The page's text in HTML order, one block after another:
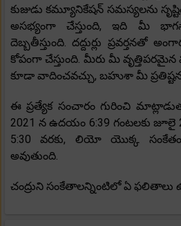
కుజుడు కమ్యూనికేషన్ సమస్యలను
అసభ్యంగా చేస్తుంది, ఇది మీ
దెబ్బతీస్తుంది. దద్దుర్లు ప్రవర్తనతో
కోపంగా చేస్తుంది. మీరు మీ
కూడా వాదించవచ్చు, బహుశా మీ
ఈ ప్రత్యేక సంచారం గురించి
2021 న ఉదయం 6:39 గంటలకు జూలై
5:30 వరకు, లియో యొక్క
అవుతుంది.
చంద్రుని సంకేతాలన్నింటిలో ఏ